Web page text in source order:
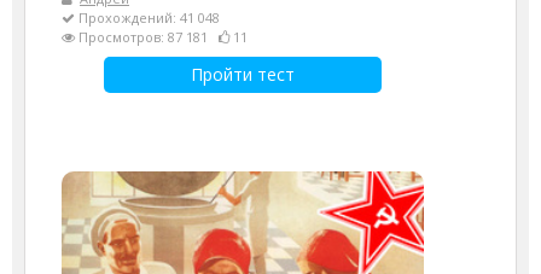
Прохождений: 41 048
Просмотров: 87 181
11
Пройти тест